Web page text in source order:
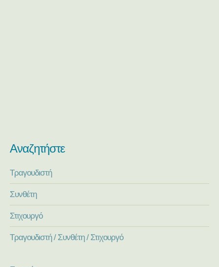
Αναζητήστε
Τραγουδιστή
Συνθέτη
Στιχουργό
Τραγουδιστή / Συνθέτη / Στιχουργό